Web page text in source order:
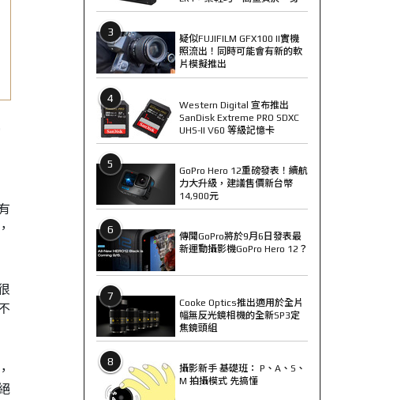
3
疑似FUJIFILM GFX100 II實機
照流出！同時可能會有新的軟
片模擬推出
4
Western Digital 宣布推出
SanDisk Extreme PRO SDXC
UHS-II V60 等級記憶卡
5
GoPro Hero 12重磅發表！續航
力大升級，建議售價新台幣
14,900元
6
傳聞GoPro將於9月6日發表最
新運動攝影機GoPro Hero 12？
7
Cooke Optics推出適用於全片
幅無反光鏡相機的全新SP3定
焦鏡頭組
8
攝影新手 基礎班： P、A、S、
M 拍攝模式 先搞懂